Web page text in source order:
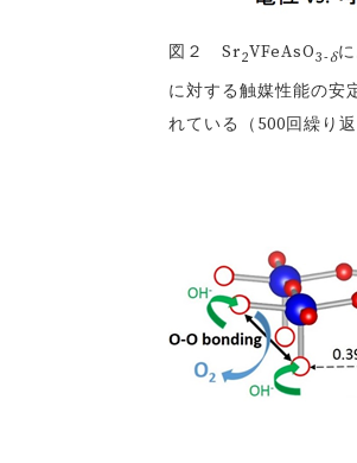
図２ Sr2VFeAsO3-δ
に対する触媒性能の安
れている（500回繰り